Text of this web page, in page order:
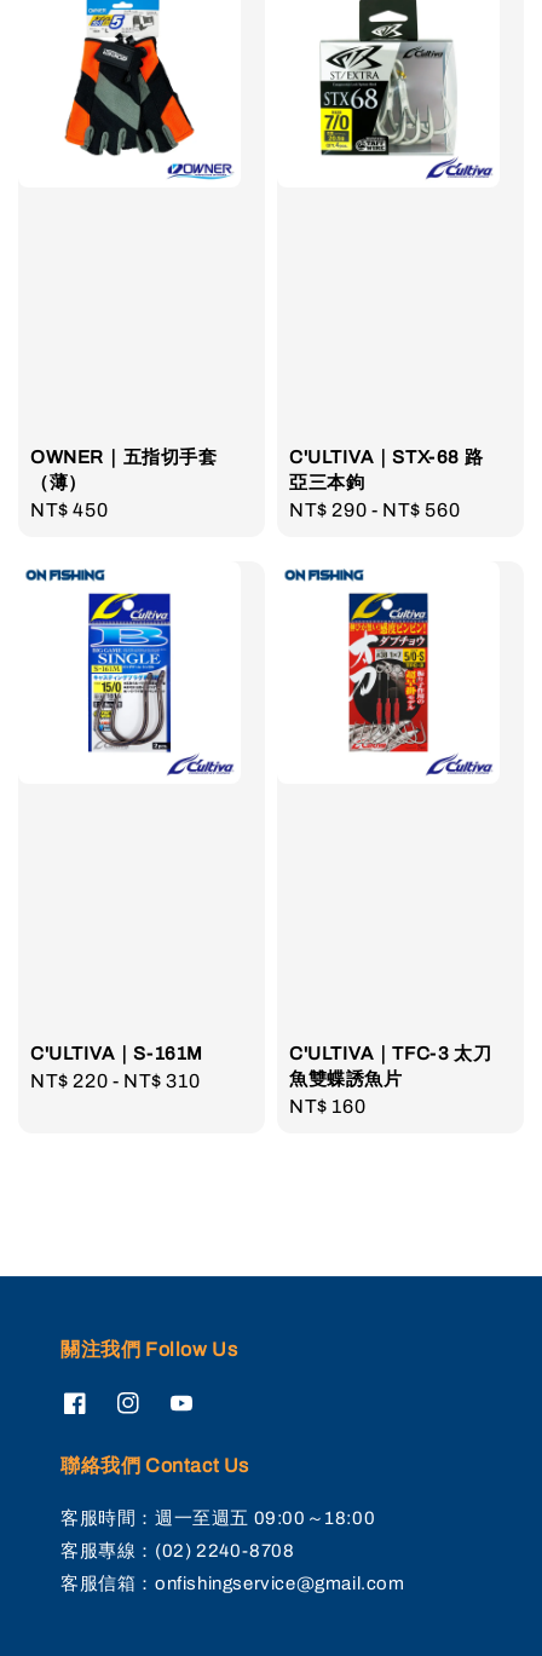
OWNER｜五指切手套
（薄）
Regular
NT$ 450
C'ULTIVA｜STX-68 路
亞三本鉤
Regular
NT$ 290 - NT$ 560
C'ULTIVA｜S-161M
Regular
NT$ 220 - NT$ 310
C'ULTIVA｜TFC-3 太刀
魚雙蝶誘魚片
Regular
NT$ 160
關注我們 Follow Us
聯絡我們 Contact Us
客服時間：週一至週五 09:00～18:00
客服專線：(02) 2240-8708
客服信箱：onfishingservice@gmail.com